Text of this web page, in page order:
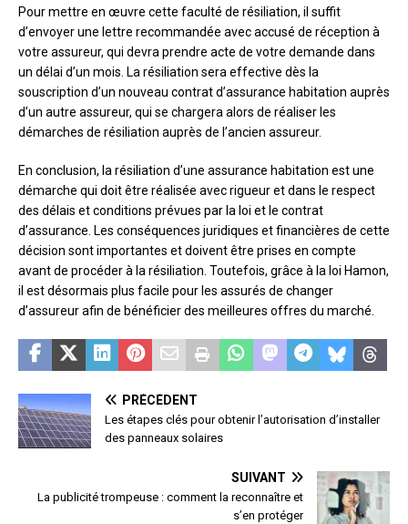
Pour mettre en œuvre cette faculté de résiliation, il suffit
d’envoyer une lettre recommandée avec accusé de réception à
votre assureur, qui devra prendre acte de votre demande dans
un délai d’un mois. La résiliation sera effective dès la
souscription d’un nouveau contrat d’assurance habitation auprès
d’un autre assureur, qui se chargera alors de réaliser les
démarches de résiliation auprès de l’ancien assureur.
En conclusion, la résiliation d’une assurance habitation est une
démarche qui doit être réalisée avec rigueur et dans le respect
des délais et conditions prévues par la loi et le contrat
d’assurance. Les conséquences juridiques et financières de cette
décision sont importantes et doivent être prises en compte
avant de procéder à la résiliation. Toutefois, grâce à la loi Hamon,
il est désormais plus facile pour les assurés de changer
d’assureur afin de bénéficier des meilleures offres du marché.
PRÉCÉDENT
Les étapes clés pour obtenir l’autorisation d’installer
des panneaux solaires
SUIVANT
La publicité trompeuse : comment la reconnaître et
s’en protéger